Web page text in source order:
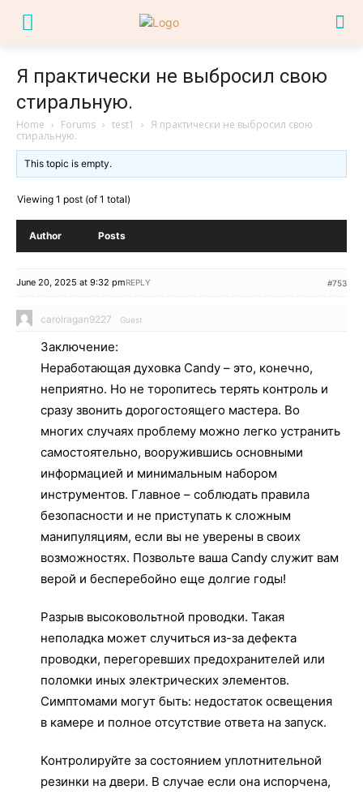
Я практически не выбросил свою
стиральную.
Home › Forums › test1 › Я практически не выбросил свою
стиральную.
This topic is empty.
Viewing 1 post (of 1 total)
Author Posts
June 20, 2025 at 9:32 pm #753
REPLY
carolragan9227 Guest
Заключение:
Неработающая духовка Candy – это, конечно,
неприятно. Но не торопитесь терять контроль и
сразу звонить дорогостоящего мастера. Во
многих случаях проблему можно легко устранить
самостоятельно, вооружившись основными
информацией и минимальным набором
инструментов. Главное – соблюдать правила
безопасности и не приступать к сложным
манипуляциям, если вы не уверены в своих
возможностях. Позвольте ваша Candy служит вам
верой и бесперебойно еще долгие годы!
Разрыв высоковольтной проводки. Такая
неполадка может случиться из-за дефекта
проводки, перегоревших предохранителей или
поломки иных электрических элементов.
Симптомами могут быть: недостаток освещения
в камере и полное отсутствие ответа на запуск.
Контролируйте за состоянием уплотнительной
резинки на двери. В случае если она испорчена,